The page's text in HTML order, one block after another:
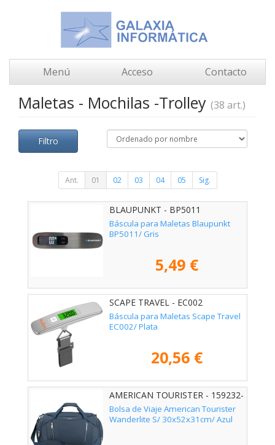
Menú Acceso Contacto
Maletas - Mochilas -Trolley (38 art.)
Filtro
Ant. 01 02 03 04 05 Sig.
BLAUPUNKT - BP5011
Báscula para Maletas Blaupunkt
BP5011/ Gris
5,49 €
SCAPE TRAVEL - EC002
Báscula para Maletas Scape Travel
EC002/ Plata
20,56 €
AMERICAN TOURISTER - 159232-
1265
Bolsa de Viaje American Tourister
Wanderlite S/ 30x52x31cm/ Azul